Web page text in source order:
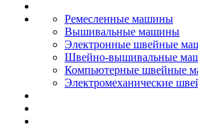
Ремесленные машины
Вышивальные машины
Электронные швейные
Швейно-вышивальные
Компьютерные швейные
Электромеханические